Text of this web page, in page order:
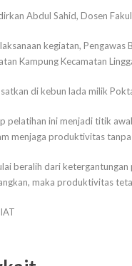
Abdul Sahid, Dosen
kegiatan,
Kampung Kecamatan
di kebun lada milik
pelatihan ini menjadi titik
menjaga produktivitas tanpa
beralih dari
maka produktivitas